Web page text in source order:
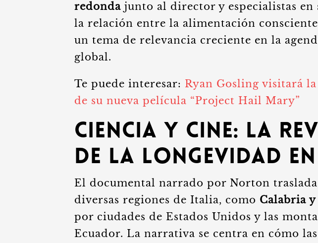
redonda junto al director y especialistas
la relación entre la alimentación
un tema de relevancia creciente en la
global.
Te puede interesar: Ryan Gosling visitará
de su nueva película “Project Hail Mary”
Ciencia y cine: La
de la longevidad
El documental narrado por Norton
diversas regiones de Italia, como Calabria
por ciudades de Estados Unidos y las
Ecuador. La narrativa se centra en cómo